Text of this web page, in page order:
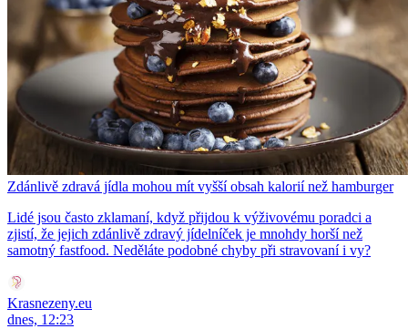
Zdánlivě zdravá jídla mohou mít vyšší obsah kalorií než hamburger
Lidé jsou často zklamaní, když přijdou k výživovému poradci a
zjistí, že jejich zdánlivě zdravý jídelníček je mnohdy horší než
samotný fastfood. Neděláte podobné chyby při stravovaní i vy?
Krasnezeny.eu
dnes, 12:23